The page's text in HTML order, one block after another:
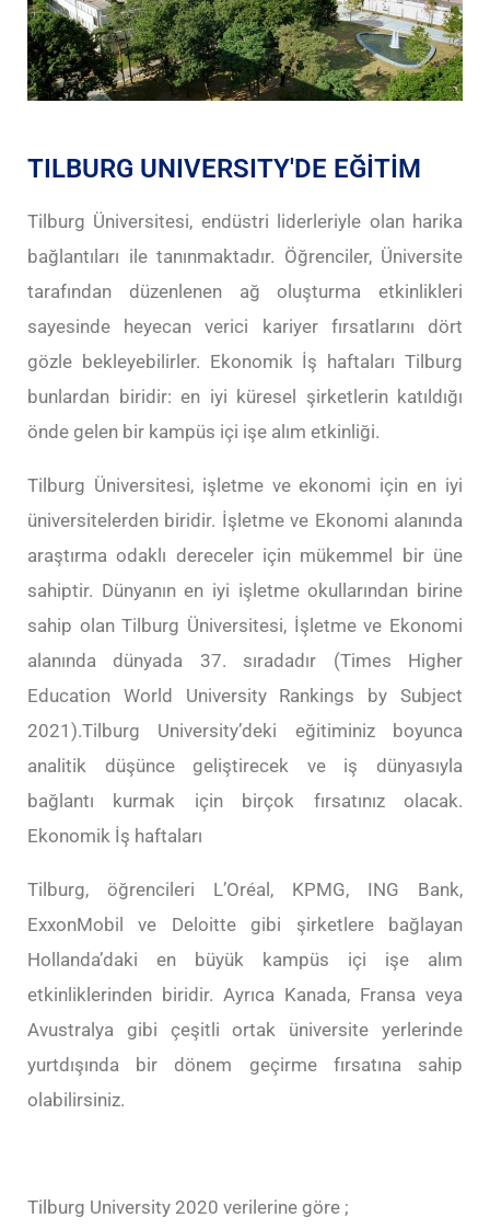
TILBURG UNIVERSITY'DE EĞİTİM
Tilburg Üniversitesi, endüstri liderleriyle olan harika
bağlantıları ile tanınmaktadır. Öğrenciler, Üniversite
tarafından düzenlenen ağ oluşturma etkinlikleri
sayesinde heyecan verici kariyer fırsatlarını dört
gözle bekleyebilirler. Ekonomik İş haftaları Tilburg
bunlardan biridir: en iyi küresel şirketlerin katıldığı
önde gelen bir kampüs içi işe alım etkinliği.
Tilburg Üniversitesi, işletme ve ekonomi için en iyi
üniversitelerden biridir. İşletme ve Ekonomi alanında
araştırma odaklı dereceler için mükemmel bir üne
sahiptir. Dünyanın en iyi işletme okullarından birine
sahip olan Tilburg Üniversitesi, İşletme ve Ekonomi
alanında dünyada 37. sıradadır (Times Higher
Education World University Rankings by Subject
2021).Tilburg University’deki eğitiminiz boyunca
analitik düşünce geliştirecek ve iş dünyasıyla
bağlantı kurmak için birçok fırsatınız olacak.
Ekonomik İş haftaları
Tilburg, öğrencileri L’Oréal, KPMG, ING Bank,
ExxonMobil ve Deloitte gibi şirketlere bağlayan
Hollanda’daki en büyük kampüs içi işe alım
etkinliklerinden biridir. Ayrıca Kanada, Fransa veya
Avustralya gibi çeşitli ortak üniversite yerlerinde
yurtdışında bir dönem geçirme fırsatına sahip
olabilirsiniz.
Tilburg University 2020 verilerine göre ;